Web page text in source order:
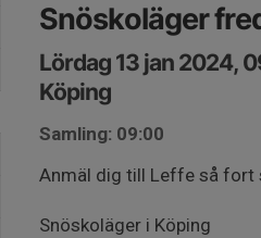
Snöskoläger
Lördag 13 jan 2024,
Köping
Samling: 09:00
Anmäl dig till Leffe så fort
Snöskoläger i Köping